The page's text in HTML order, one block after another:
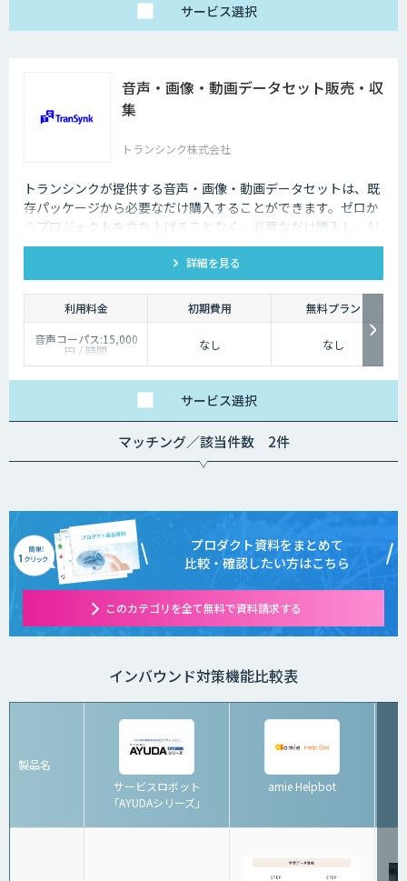
サービス選択
音声・画像・動画データセット販売・収
集
トランシンク株式会社
トランシンクが提供する音声・画像・動画データセットは、既
存パッケージから必要なだけ購入することができます。ゼロか
らプロジェクトを立ち上げることなく、必要なだけ購入し、AI
モデルの開発ができます。
詳細を見る
利用料金 初期費用
無料プラン
音声コーパス:15,000
円 / 時間
人物写真画像収集:300
なし なし
サービス選択
マッチング／該当件数 2件
プロダクト資料をまとめて
比較・確認したい方はこちら
このカテゴリを全て無料で資料請求する
インバウンド対策機能比較表
製品名
サービスロボット
「AYUDAシリーズ」
amie Helpbot